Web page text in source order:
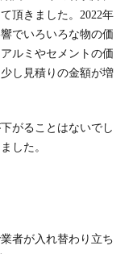
頂きました。2022年
でいろいろな物の価
ルミやセメントの価
し見積りの金額が増
がることはないでし
した。
者が入れ替わり立ち